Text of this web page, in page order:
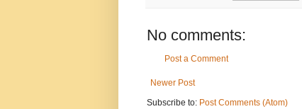
No comments:
Post a Comment
Newer Post
Subscribe to: Post Comments (Atom)